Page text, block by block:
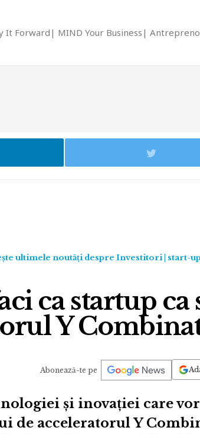
It Forward MIND Your Business
ultimele noutăți despre Investitori | start-
ca startup ca
Y
Abonează-te pe
și inovației care vor
de acceleratorul Y